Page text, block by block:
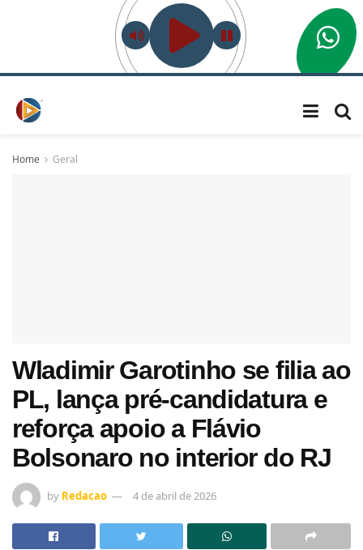
Home Geral
Wladimir Garotinho se filia ao
PL, lança pré-candidatura e
reforça apoio a Flávio
Bolsonaro no interior do RJ
by Redacao 4 de abril de 2026